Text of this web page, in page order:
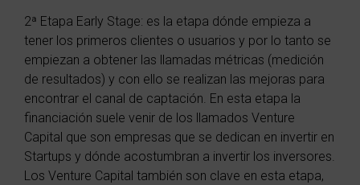
2ª Etapa Early Stage: es la etapa dónde empieza a
tener los primeros clientes o usuarios y por lo tanto se
empiezan a obtener las llamadas métricas (medición
de resultados) y con ello se realizan las mejoras para
encontrar el canal de captación. En esta etapa la
financiación suele venir de los llamados Venture
Capital que son empresas que se dedican en invertir en
Startups y dónde acostumbran a invertir los inversores.
Los Venture Capital también son clave en esta etapa,